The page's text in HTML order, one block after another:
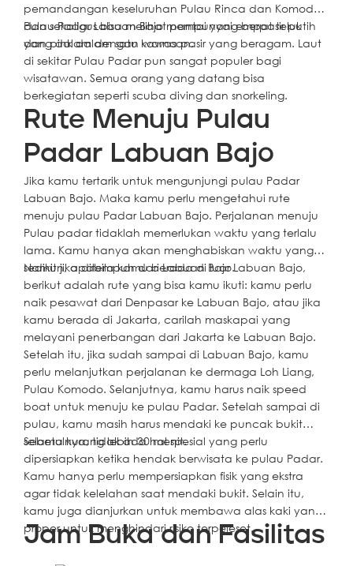
pemandangan keseluruhan Pulau Rinca dan Komodo
dan sekaligus bisa melihat pantai yang berpasir putih
dan pink dalam satu kawasan.
Pulau Padar Labuan Bajo mempunyai empat teluk
yang dalam dengan warna pasir yang beragam. Laut
di sekitar Pulau Padar pun sangat populer bagi
wisatawan. Semua orang yang datang bisa
berkegiatan seperti scuba diving dan snorkeling.
Rute Menuju Pulau
Padar Labuan Bajo
Jika kamu tertarik untuk mengunjungi pulau Padar
Labuan Bajo. Maka kamu perlu mengetahui rute
menuju pulau Padar Labuan Bajo. Perjalanan menuju
Pulau padar tidaklah memerlukan waktu yang terlalu
lama. Kamu hanya akan menghabiskan waktu yang
sedikit jika ditempuh dari Labuan Bajo.
Namun, apabila kamu berada di luar Labuan Bajo,
berikut adalah rute yang bisa kamu ikuti: kamu perlu
naik pesawat dari Denpasar ke Labuan Bajo, atau jika
kamu berada di Jakarta, carilah maskapai yang
melayani penerbangan dari Jakarta ke Labuan Bajo.
Setelah itu, jika sudah sampai di Labuan Bajo, kamu
perlu melanjutkan perjalanan ke dermaga Loh Liang,
Pulau Komodo. Selanjutnya, kamu harus naik speed
boat untuk menuju ke pulau Padar. Setelah sampai di
pulau, kamu masih harus mendaki ke puncak bukit
selama kurang lebih 30 menit.
Sebetulnya, tidak ada hal spesial yang perlu
dipersiapkan ketika hendak berwisata ke pulau Padar.
Kamu hanya perlu mempersiapkan fisik yang ekstra
agar tidak kelelahan saat mendaki bukit. Selain itu,
kamu juga dianjurkan untuk membawa alas kaki yang
proper untuk menghindari risiko terpeleset.
Jam Buka dan Fasilitas